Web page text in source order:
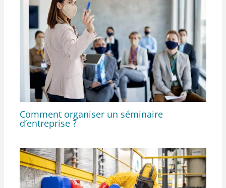
Comment organiser un séminaire
d’entreprise ?